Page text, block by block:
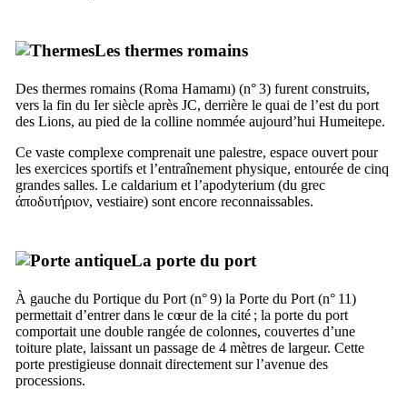
Les thermes romains
Des thermes romains (Roma Hamamı) (n° 3) furent construits,
vers la fin du Iersiècle après JC, derrière le quai de l’est du port
des Lions, au pied de la colline nommée aujourd’hui Humeitepe.
Ce vaste complexe comprenait une palestre, espace ouvert pour
les exercices sportifs et l’entraînement physique, entourée de cinq
grandes salles. Le caldarium et l’apodyterium (du grec
άποδυτήριον, vestiaire) sont encore reconnaissables.
La porte du port
À gauche du Portique du Port (n° 9) la Porte du Port (n° 11)
permettait d’entrer dans le cœur de la cité ; la porte du port
comportait une double rangée de colonnes, couvertes d’une
toiture plate, laissant un passage de 4 mètres de largeur. Cette
porte prestigieuse donnait directement sur l’avenue des
processions.